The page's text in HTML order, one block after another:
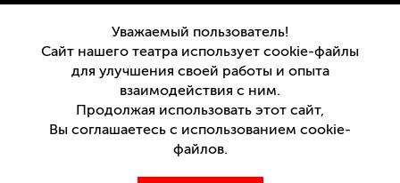
Подписаться на рассылку
Версия для слабовидящих
Уважаемый пользователь!
Сайт нашего театра использует cookie-файлы
для улучшения своей работы и опыта
взаимодействия с ним.
Продолжая использовать этот сайт,
Вы соглашаетесь с использованием cookie-
файлов.